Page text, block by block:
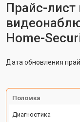
Прайс-
Home-
Дата обновления
Поломка
Диагностика